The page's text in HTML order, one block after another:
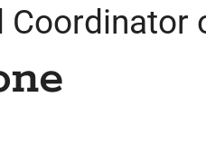
Coordinator